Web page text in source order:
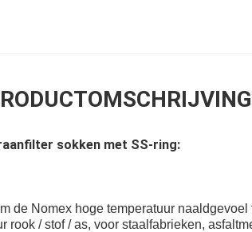
sokken met SS-ring:
de Nomex hoge temperatuur
rook / stof / as, voor staalfabrieken,